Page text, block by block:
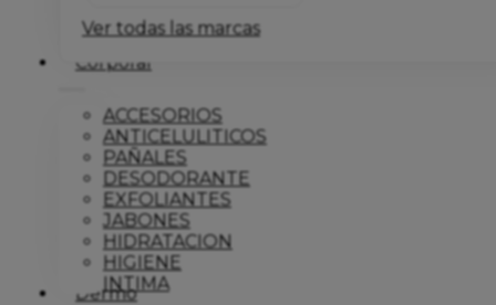
Ver todas las marcas
Corporal
ACCESORIOS
ANTICELULITICOS
PAÑALES
DESODORANTE
EXFOLIANTES
JABONES
HIDRATACION
HIGIENE
INTIMA
Dermo